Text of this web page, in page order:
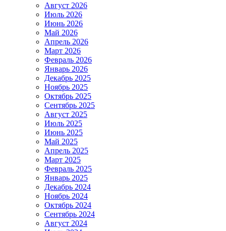
Август 2026
Июль 2026
Июнь 2026
Май 2026
Апрель 2026
Март 2026
Февраль 2026
Январь 2026
Декабрь 2025
Ноябрь 2025
Октябрь 2025
Сентябрь 2025
Август 2025
Июль 2025
Июнь 2025
Май 2025
Апрель 2025
Март 2025
Февраль 2025
Январь 2025
Декабрь 2024
Ноябрь 2024
Октябрь 2024
Сентябрь 2024
Август 2024